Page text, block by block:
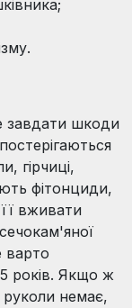
завдати шкоди
гірчиці,
фітонциди,
вживати
варто
років. Якщо ж
немає,